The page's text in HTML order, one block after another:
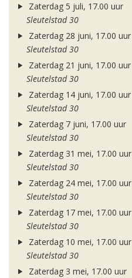
Zaterdag 5 juli, 17.00 uur
Sleutelstad 30
Zaterdag 28 juni, 17.00 uur
Sleutelstad 30
Zaterdag 21 juni, 17.00 uur
Sleutelstad 30
Zaterdag 14 juni, 17.00 uur
Sleutelstad 30
Zaterdag 7 juni, 17.00 uur
Sleutelstad 30
Zaterdag 31 mei, 17.00 uur
Sleutelstad 30
Zaterdag 24 mei, 17.00 uur
Sleutelstad 30
Zaterdag 17 mei, 17.00 uur
Sleutelstad 30
Zaterdag 10 mei, 17.00 uur
Sleutelstad 30
Zaterdag 3 mei, 17.00 uur